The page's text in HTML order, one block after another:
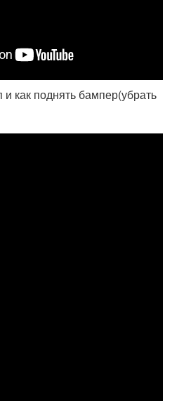
как поднять бампер(убрать